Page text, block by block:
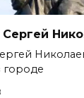
Сергей
городе